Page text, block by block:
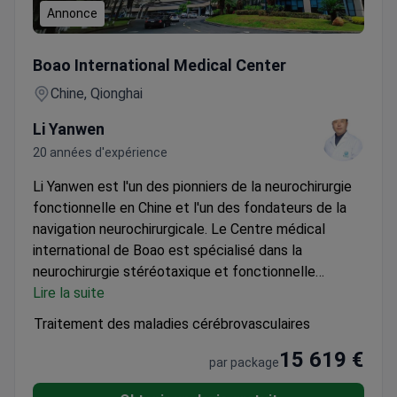
Annonce
Boao International Medical Center
Chine, Qionghai
Li Yanwen
20 années d'expérience
Li Yanwen est l'un des pionniers de la neurochirurgie
fonctionnelle en Chine et l'un des fondateurs de la
navigation neurochirurgicale. Le Centre médical
international de Boao est spécialisé dans la
neurochirurgie stéréotaxique et fonctionnelle
moderne pour le traitement des troubles
neurologiques complexes.
Services inclus :
haut de gamme, tous les transferts entre l'aéroport,
Lire la suite
Traitement des maladies cérébrovasculaires
par package15 619 €